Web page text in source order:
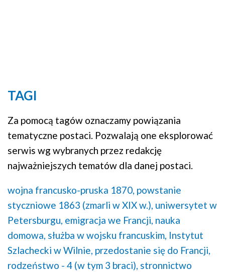
TAGI
Za pomocą tagów oznaczamy powiązania
tematyczne postaci. Pozwalają one eksplorować
serwis wg wybranych przez redakcję
najważniejszych tematów dla danej postaci.
wojna francusko-pruska 1870, powstanie
styczniowe 1863 (zmarli w XIX w.), uniwersytet w
Petersburgu, emigracja we Francji, nauka
domowa, służba w wojsku francuskim, Instytut
Szlachecki w Wilnie, przedostanie się do Francji,
rodzeństwo - 4 (w tym 3 braci), stronnictwo